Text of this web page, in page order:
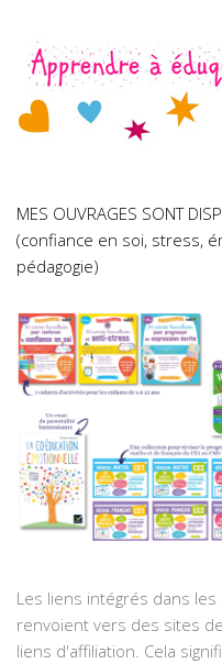
MES OUVRAGES SONT
(confiance en soi, stress,
pédagogie)
Les liens intégrés dans
renvoient vers des sites
liens d'affiliation. Cela